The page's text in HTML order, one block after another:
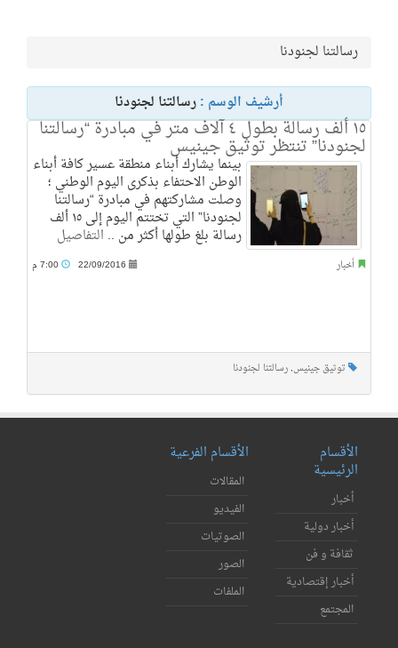
رسالتنا لجنودنا
أرشيف الوسم :رسالتنا لجنودنا
١٥ ألف رسالة بطول ٤ آلاف متر في مبادرة “رسالتنا
لجنودنا” تنتظر توثيق جينيس
بينما يشارك أبناء منطقة عسير كافة أبناء
الوطن الاحتفاء بذكرى اليوم الوطني ؛
وصلت مشاركتهم في مبادرة “رسالتنا
لجنودنا” التي تختتم اليوم إلى ١٥ ألف
رسالة بلغ طولها أكثر من .. التفاصيل
أخبار 22/09/2016
توثيق جينيس, رسالتنا لجنودنا
الأقسام
الرئيسية
أخبار
أخبار دولية
ثقافة و فن
أخبار إقتصادية
المجتمع
الأقسام الفرعية
المقالات
الفيديو
الصوتيات
الصور
الملفات